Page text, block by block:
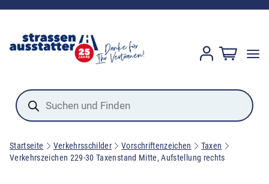
Products
search
Startseite Verkehrsschilder Vorschriftenzeichen
Taxen
Verkehrszeichen 229-30 Taxenstand Mitte, Aufstellung rechts